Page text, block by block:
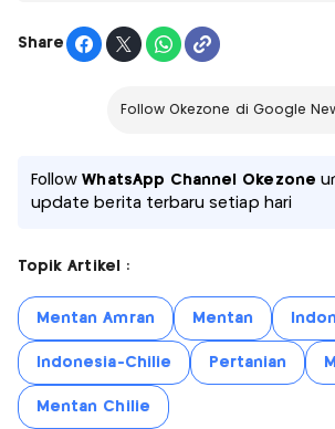
Share
Follow Okezone di Google
FollowWhatsApp Channel Okezone
update berita terbaru setiap hari
Topik Artikel :
Mentan Amran Mentan
Indonesia-Chilie Pertanian
Mentan Chilie